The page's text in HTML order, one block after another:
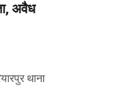
अवैध
थाना